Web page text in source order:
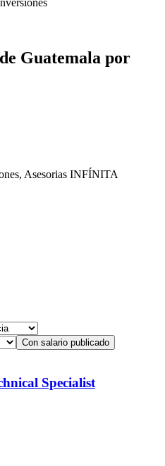
Guatemala por
Asesorias INFÍNITA
Con salario publicado
Specialist